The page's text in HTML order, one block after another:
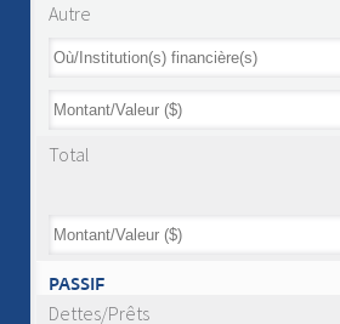
Autre
Total
PASSIF
Dettes/Prêts